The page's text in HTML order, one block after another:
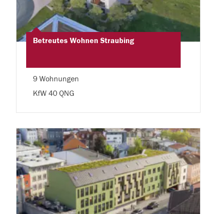
Betreutes Wohnen Straubing
9 Wohnungen
KfW 40 QNG